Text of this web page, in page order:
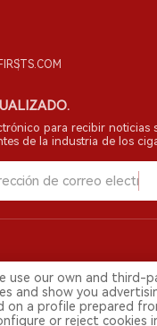
para recibir noticias
de la industria de los
Technology Co.,Ltd.
para profesionales de
use our own and third-
and show you
on a profile prepared
or reject cookies